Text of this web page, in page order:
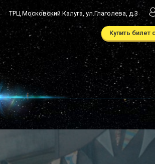
ТРЦ Московский Калуга, ул.Глаголева, д.3
Купить билет